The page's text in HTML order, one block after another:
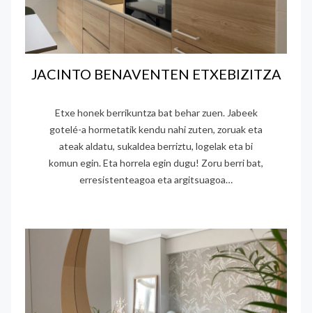
JACINTO BENAVENTEN ETXEBIZITZA
Etxe honek berrikuntza bat behar zuen. Jabeek
gotelé-a hormetatik kendu nahi zuten, zoruak eta
ateak aldatu, sukaldea berriztu, logelak eta bi
komun egin. Eta horrela egin dugu! Zoru berri bat,
erresistenteagoa eta argitsuagoa…